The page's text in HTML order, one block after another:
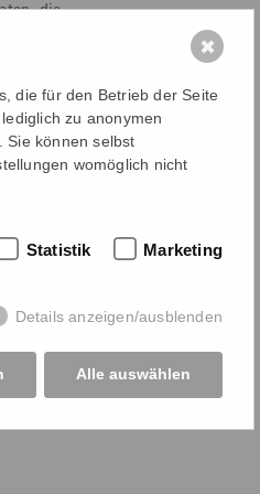
die
seine
jetzt
in finanzielle
sein, dass er
als
Geld in
die für den Betrieb der Seite
zu anonymen
Sie können selbst
womöglich nicht
Statistik Marketing
Details anzeigen/ausblenden
Alle auswählen
✖